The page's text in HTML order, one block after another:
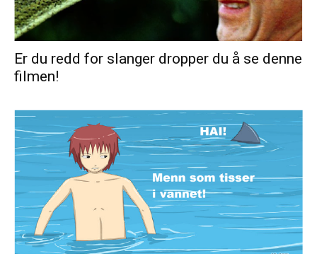
Er du redd for slanger dropper du å se denne
filmen!